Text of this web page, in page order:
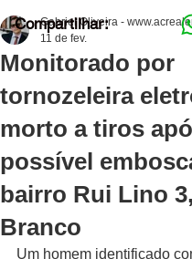
Monitorado por
tornozeleira
morto a tiros
possível
bairro Rui Lino
Branco
Gabriel Oliveira -
11 de fev.
Um homem identificado
Compartilhar: